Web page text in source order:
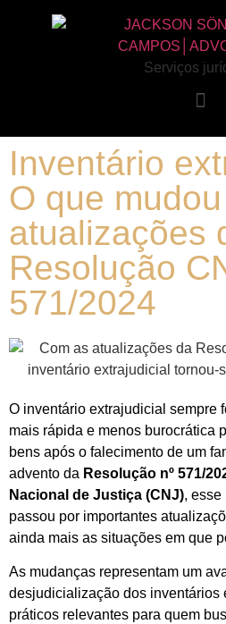
Serviços
Inventário
O que
atualizações
Resolução
571/2024
O inventário extrajudicial sempre
mais rápida e menos burocrática
bens após o falecimento de um
advento da Resolução nº 571/
Nacional de Justiça (CNJ), esse
passou por importantes
ainda mais as situações em que
As mudanças representam um
desjudicialização dos inventários
práticos relevantes para quem